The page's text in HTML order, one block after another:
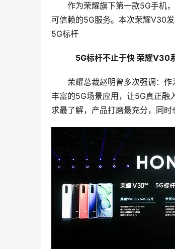
作为荣耀旗下第一款5G手机
可信赖的5G服务。本次荣耀V30
5G标杆
5G标杆不止于快 荣耀V30
荣耀总裁赵明曾多次强调：
丰富的5G场景应用，让5G真正融
求最了解，产品打磨最充分，同时